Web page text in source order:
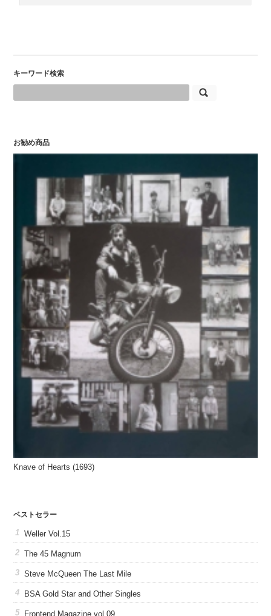
キーワード検索
お勧め商品
Knave of Hearts (1693)
ベストセラー
Weller Vol.15
The 45 Magnum
Steve McQueen The Last Mile
BSA Gold Star and Other Singles
Frontend Magazine vol.09